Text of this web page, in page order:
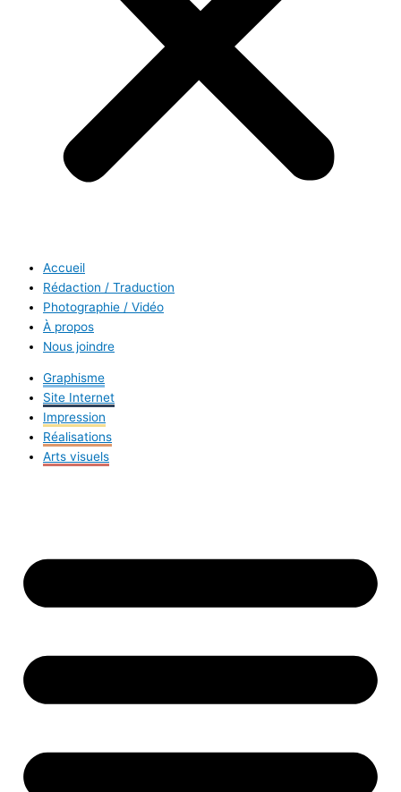
Accueil
Rédaction / Traduction
Photographie / Vidéo
À propos
Nous joindre
Graphisme
Site Internet
Impression
Réalisations
Arts visuels